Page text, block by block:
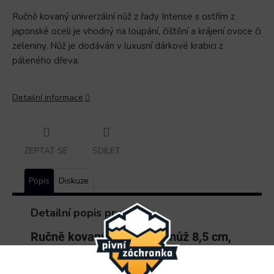
Ručně kovaný univerzální nůž z řady Intense s ostřím z
japonské oceli je vhodný na loupání, čištění a krájení ovoce či
zeleniny. Nůž je dodáván v luxusní dárkové krabici z
páleného dřeva.
Detailní informace
ZEPTAT SE SDÍLET
Popis Diskuze
Detailní popis produktu
Ručně kovaný okrajovací nůž 8,5 cm,
FORGEDIntense v dárkovém balení